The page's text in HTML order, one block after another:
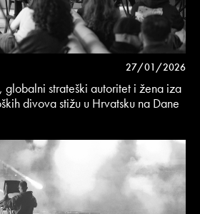
27/01/2026
strateški autoritet i žena iza
divova stižu u Hrvatsku na Dane